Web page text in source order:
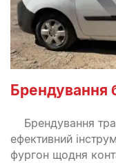
Брендування
Брендування
ефективний
фургон щодня